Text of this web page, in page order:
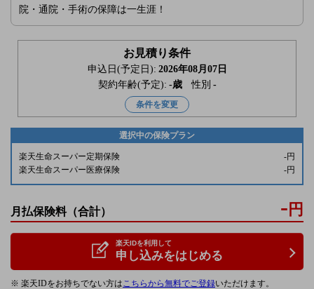
院・通院・手術の保障は一生涯！
お見積り条件
申込日(予定日): 2026年08月07日
契約年齢(予定): -歳 性別 -
条件を変更
選択中の保険プラン
楽天生命スーパー定期保険 -円
楽天生命スーパー医療保険
-円
月払保険料（合計） - 円
楽天IDを利用して
申し込みをはじめる
※ 楽天IDをお持ちでない方はこちらから無料でご登録いただけます。